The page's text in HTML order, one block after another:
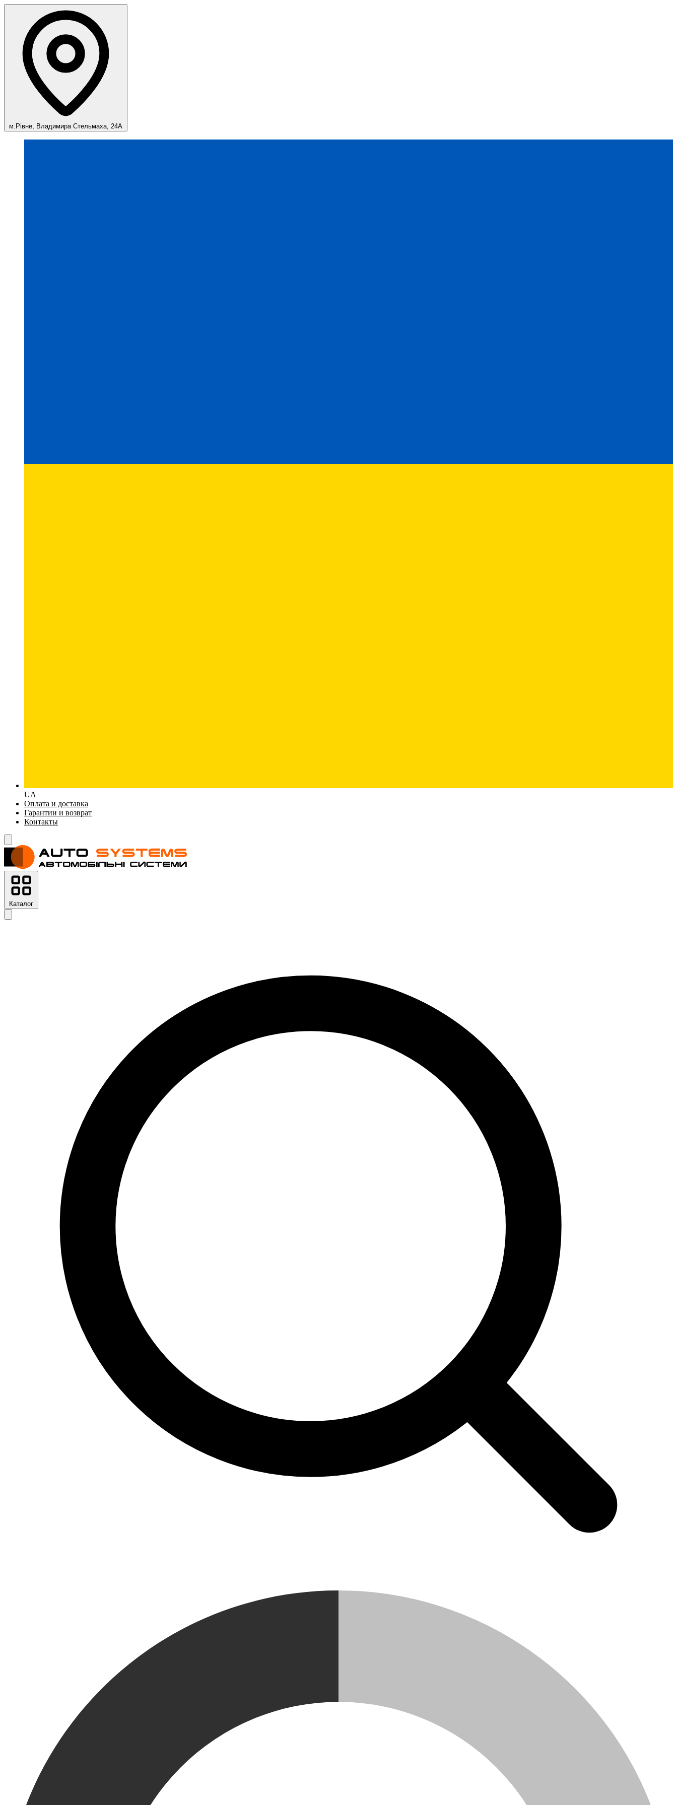
м.Рівне, Владимира Стельмаха, 24А
UA
Оплата и доставка
Гарантии и возврат
Контакты
Каталог